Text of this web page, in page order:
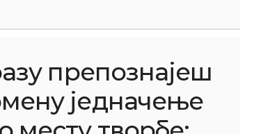
препознајеш
једначење